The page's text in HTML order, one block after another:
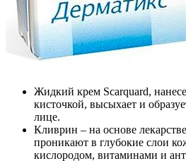
Жидкий крем Scarquard,
кисточкой, высыхает и
лице.
Кливрин – на основе
проникают в глубокие слои
кислородом, витаминами и